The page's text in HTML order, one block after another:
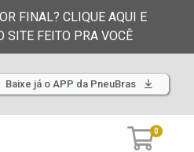
FINAL? CLIQUE AQUI E
SITE FEITO PRA VOCÊ
Baixe já o APP da PneuBras
0